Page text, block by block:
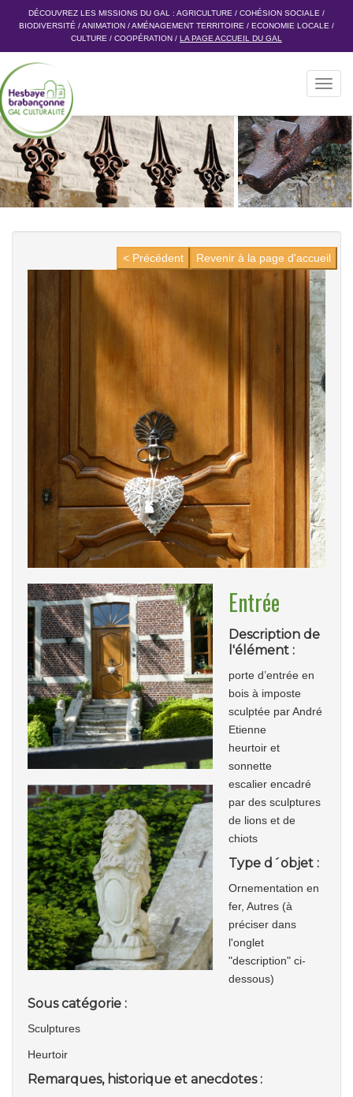
DÉCOUVREZ LES MISSIONS DU GAL : AGRICULTURE / COHÉSION SOCIALE /
BIODIVERSITÉ /ANIMATION /AMÉNAGEMENT TERRITOIRE / ECONOMIE LOCALE /
CULTURE / COOPÉRATION / LA PAGE ACCUEIL DU GAL
Revenir à la page d'accueil
< Précédent
Entrée
Description de
l'élément :
porte d’entrée en
bois à imposte
sculptée par André
Etienne
heurtoir et
sonnette
escalier encadré
par des sculptures
de lions et de
chiots
Type d´objet :
Ornementation en
fer, Autres (à
préciser dans
l'onglet
"description" ci-
dessous)
Sous catégorie :
Sculptures
Heurtoir
Remarques, historique et anecdotes :